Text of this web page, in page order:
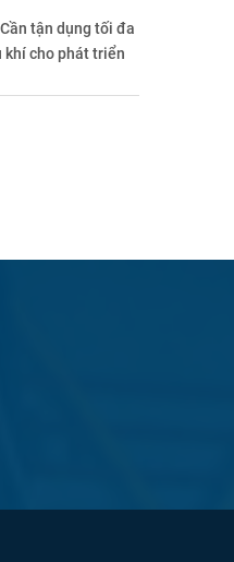
tận dụng tối đa
khí cho phát triển